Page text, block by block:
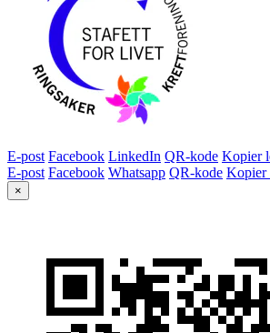
E-post Facebook LinkedIn QR-kode Kopier
E-post Facebook Whatsapp QR-kode Kopier
×